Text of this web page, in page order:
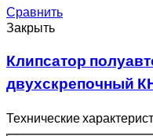
Сравнить
Закрыть
Клипсатор
двухскрепочный
Технические